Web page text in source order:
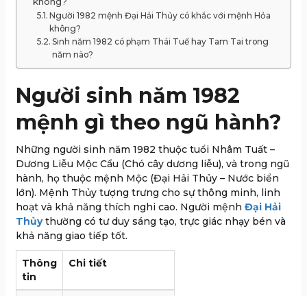
Người 1982 mệnh Đại Hải Thủy có khắc với mệnh Hỏa
không?
Sinh năm 1982 có phạm Thái Tuế hay Tam Tai trong
năm nào?
Người sinh năm 1982
mệnh gì theo ngũ hành?
Những người sinh năm 1982 thuộc tuổi Nhâm Tuất –
Dương Liễu Mộc Cẩu (Chó cây dương liễu), và trong ngũ
hành, họ thuộc mệnh Mộc (Đại Hải Thủy – Nước biển
lớn). Mệnh Thủy tượng trưng cho sự thông minh, linh
hoạt và khả năng thích nghi cao. Người mệnh Đại Hải
Thủythường có tư duy sáng tạo, trực giác nhạy bén và
khả năng giao tiếp tốt.
Thông
tin
Chi tiết